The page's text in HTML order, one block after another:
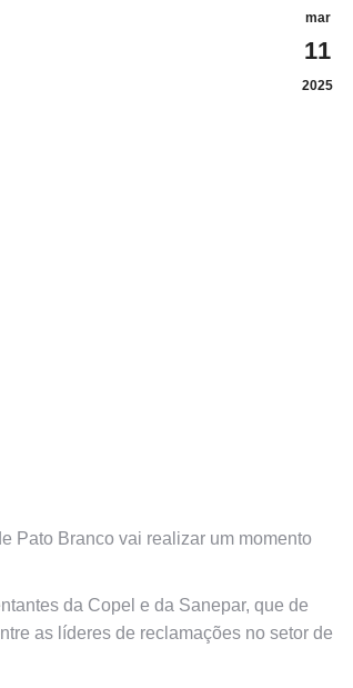
mar
11
2025
Pato Branco vai realizar um momento
da Copel e da Sanepar, que de
as líderes de reclamações no setor de